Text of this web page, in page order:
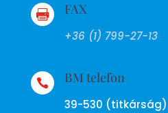
 FAX
+36 (1) 799-27-13
 BM telefon
39-530 (titkárság)